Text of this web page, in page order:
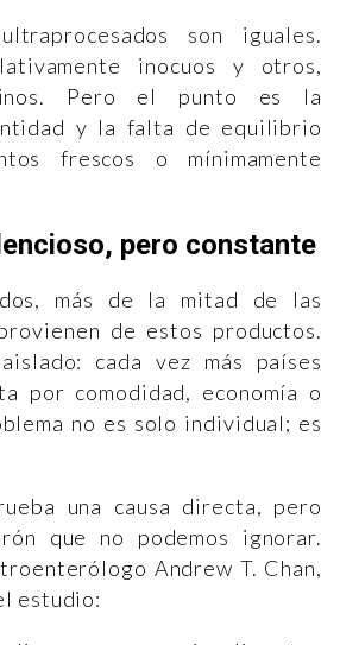
son iguales.
inocuos y otros,
Pero el punto es la
y la falta de equilibrio
frescos o mínimamente
pero constante
más de la mitad de las
de estos productos.
cada vez más países
por comodidad, economía o
no es solo individual; es
una causa directa, pero
que no podemos ignorar.
Andrew T. Chan,
estudio: